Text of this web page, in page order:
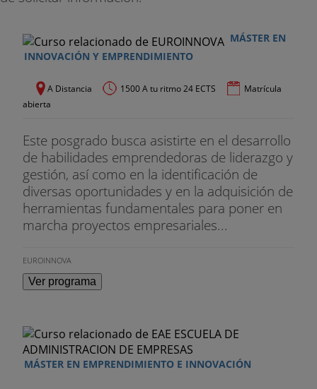
- Eriksson, Jörgen
- Ferràs Hernandez, Xavier
Doctor en Economía y Empresa (UB), Master in
Business Administration (MBA) por ESADE e
Actualmente, es Director del Centro de Innovación
Empresarial de ACCIO (Agencia de Competitividad
de la Generalitat de Catalunya).
- Jaumandreu Ros, Domingo
- Leon, Nick
- Marcet i Gisbert, Xavier
Consultor de proyectos como Forum Barcelona
Breakfast, Global University Innovation Net.
MÁSTER EN
INNOVACIÓN Y EMPRENDIMIENTO
A Distancia 1500 A tu ritmo 24 ECTS
Matrícula
abierta
Este posgrado busca asistirte en el desarrollo
de habilidades emprendedoras de liderazgo y
gestión, así como en la identificación de
diversas oportunidades y en la adquisición de
herramientas fundamentales para poner en
marcha proyectos empresariales...
EUROINNOVA
Ver programa
MÁSTER EN EMPRENDIMIENTO E INNOVACIÓN